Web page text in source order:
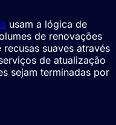
usam a lógica de
de renovações
suaves através
de atualização
sejam terminadas por